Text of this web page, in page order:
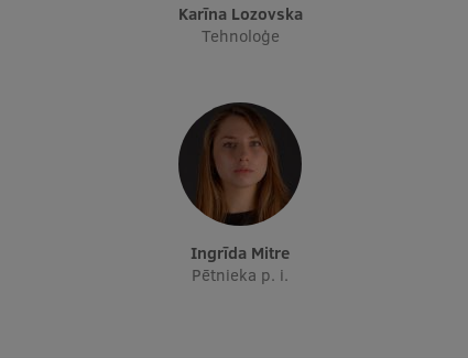
Karīna Lozovska
Tehnoloģe
Ingrīda Mitre
Pētnieka p. i.